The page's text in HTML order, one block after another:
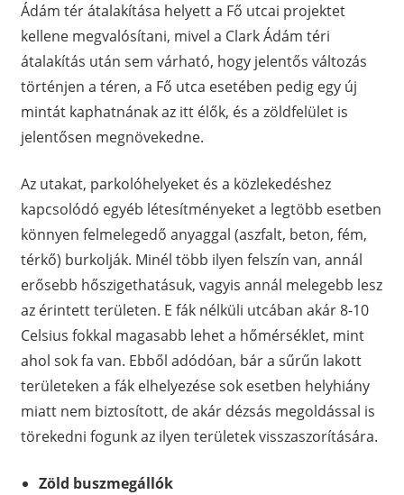
Ádám tér átalakítása helyett a Fő utcai projektet
kellene megvalósítani, mivel a Clark Ádám téri
átalakítás után sem várható, hogy jelentős változás
történjen a téren, a Fő utca esetében pedig egy új
mintát kaphatnának az itt élők, és a zöldfelület is
jelentősen megnövekedne.
Az utakat, parkolóhelyeket és a közlekedéshez
kapcsolódó egyéb létesítményeket a legtöbb esetben
könnyen felmelegedő anyaggal (aszfalt, beton, fém,
térkő) burkolják. Minél több ilyen felszín van, annál
erősebb hőszigethatásuk, vagyis annál melegebb lesz
az érintett területen. E fák nélküli utcában akár 8-10
Celsius fokkal magasabb lehet a hőmérséklet, mint
ahol sok fa van. Ebből adódóan, bár a sűrűn lakott
területeken a fák elhelyezése sok esetben helyhiány
miatt nem biztosított, de akár dézsás megoldással is
törekedni fogunk az ilyen területek visszaszorítására.
Zöld buszmegállók